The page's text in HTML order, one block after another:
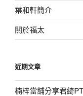
葉和軒簡介
關於福太
近期文章
楠梓當舖分享君綺